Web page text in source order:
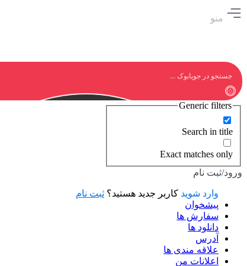
منو
Generic filters
Search in title
Exact matches only
ورود/ثبت نام
وارد شوید کاربر جدید هستید؟ ثبت نام
پیشخوان
سفارش ها
دانلود ها
آدرس
علاقه مندی ها
اعلانات من